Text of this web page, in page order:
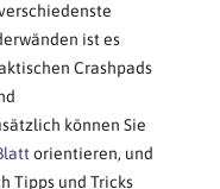
ist es
Crashpads
können Sie
orientieren, und
Tipps und Tricks